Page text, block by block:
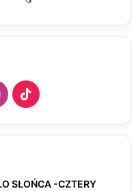
I
n
T
i
T
SŁOŃCA -CZTERY